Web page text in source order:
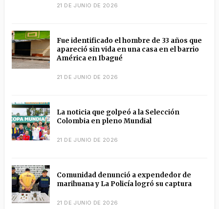
21 DE JUNIO DE 2026
Fue identificado el hombre de 33 años que
apareció sin vida en una casa en el barrio
América en Ibagué
21 DE JUNIO DE 2026
La noticia que golpeó a la Selección
Colombia en pleno Mundial
21 DE JUNIO DE 2026
Comunidad denunció a expendedor de
marihuana y La Policía logró su captura
21 DE JUNIO DE 2026